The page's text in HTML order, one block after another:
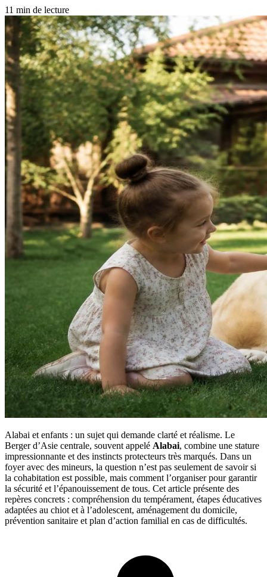
11 min de lecture
Alabai et enfants : un sujet qui demande clarté et réalisme. Le
Berger d’Asie centrale, souvent appelé Alabai, combine une stature
impressionnante et des instincts protecteurs très marqués. Dans un
foyer avec des mineurs, la question n’est pas seulement de savoir si
la cohabitation est possible, mais comment l’organiser pour garantir
la sécurité et l’épanouissement de tous. Cet article présente des
repères concrets : compréhension du tempérament, étapes éducatives
adaptées au chiot et à l’adolescent, aménagement du domicile,
prévention sanitaire et plan d’action familial en cas de difficultés.